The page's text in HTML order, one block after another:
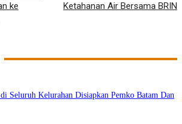
ke
Ketahanan Air Bersama BRIN
Seluruh Kelurahan Disiapkan Pemko Batam Dan